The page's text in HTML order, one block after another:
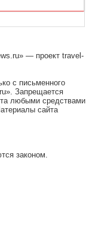
— проект travel-
с письменного
Запрещается
любыми средствами
сайта
законом.